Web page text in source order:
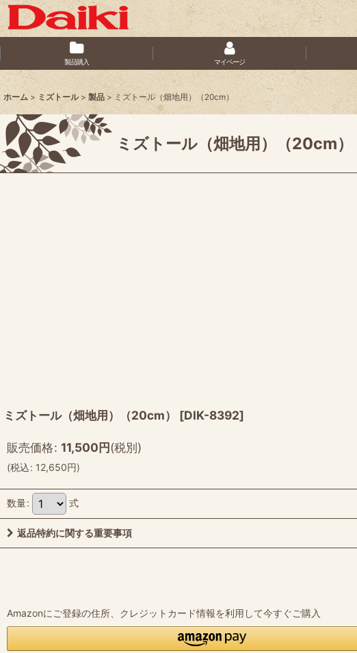
製品購入 マイページ
ホーム > ミズトール > 製品 > ミズトール（畑地用）（20cm）
ミズトール（畑地用）（20cm）
ミズトール（畑地用）（20cm） [DIK-8392]
販売価格: 11,500円(税別)
(税込: 12,650円)
数量: 式
返品特約に関する重要事項
Amazonにご登録の住所、クレジットカード情報を利用して今すぐご購入